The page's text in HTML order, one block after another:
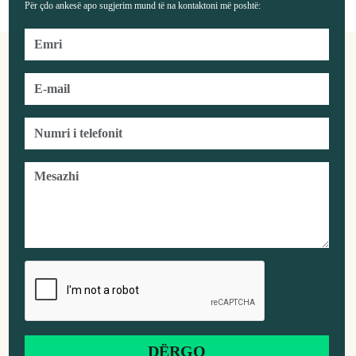
Për çdo ankesë apo sugjerim mund të na kontaktoni më poshtë: